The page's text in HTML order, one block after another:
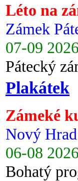
Léto na
Zámek
07-09 2026
Pátecký
Plakátek
Zámeké
Nový
06-08 2026
Bohatý